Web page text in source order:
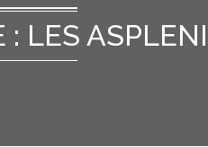
: LES